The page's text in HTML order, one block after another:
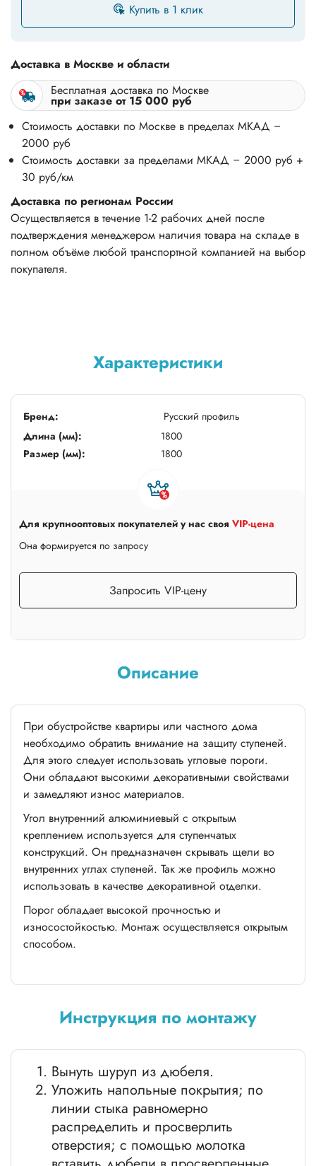
Купить в 1 клик
Доставка в Москве и области
Бесплатная доставка по Москве
при заказе от 15 000 руб
Стоимость доставки по Москве в пределах МКАД –
2000 руб
Стоимость доставки за пределами МКАД – 2000 руб +
30 руб/км
Доставка по регионам России
Осуществляется в течение 1-2 рабочих дней после
подтверждения менеджером наличия товара на складе в
полном объёме любой транспортной компанией на выбор
покупателя.
Характеристики
Бренд:
Русский профиль
Длина (мм):
1800
Размер (мм):
1800
Для крупнооптовых покупателей у нас своя VIP-цена
Она формируется по запросу
Запросить VIP-цену
Описание
При обустройстве квартиры или частного дома
необходимо обратить внимание на защиту ступеней.
Для этого следует использовать угловые пороги.
Они обладают высокими декоративными свойствами
и замедляют износ материалов.
Угол внутренний алюминиевый с открытым
креплением используется для ступенчатых
конструкций. Он предназначен скрывать щели во
внутренних углах ступеней. Так же профиль можно
использовать в качестве декоративной отделки.
Порог обладает высокой прочностью и
износостойкостью. Монтаж осуществляется открытым
способом.
Инструкция по монтажу
Вынуть шуруп из дюбеля.
Уложить напольные покрытия; по
линии стыка равномерно
распределить и просверлить
отверстия; с помощью молотка